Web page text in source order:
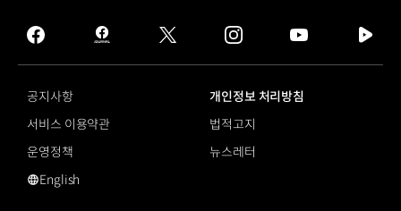
GROUP
facebook
hmg
journal
twitter instagram
tv
공지사항
개인정보 처리방침
서비스 이용약관
법적고지
운영정책
뉴스레터
#K9
English